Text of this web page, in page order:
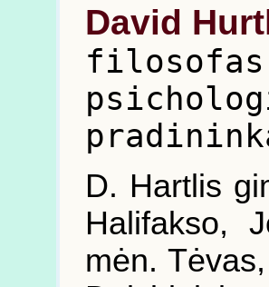
David
D. Hartlis
Halifakso,
mėn.